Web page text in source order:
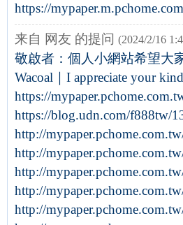
https://
来自 网友 的提问 (2024/2/16
敬啟者：個人小網站希望大
Wacoal｜I appreciate your
https://
https://blog.udn.com/f888tw/
http://
http://
http://
http://
http://